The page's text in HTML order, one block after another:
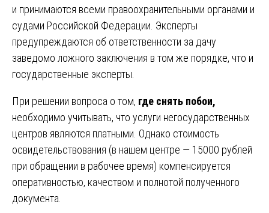
и принимаются всеми правоохранительными органами и
судами Российской Федерации. Эксперты
предупреждаются об ответственности за дачу
заведомо ложного заключения в том же порядке, что и
государственные эксперты.
При решении вопроса о том, где снять побои,
необходимо учитывать, что услуги негосударственных
центров являются платными. Однако стоимость
освидетельствования (в нашем центре — 15000 рублей
при обращении в рабочее время) компенсируется
оперативностью, качеством и полнотой полученного
документа.